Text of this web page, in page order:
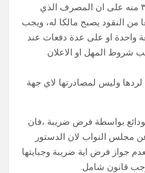
اللبناني حيث نصت المادة ٣٠٧ منه على ان المصرف الذي
من النقود يصبح مالكا له، ويجب
واحدة او على عدة دفعات عند
شروط المهل او الاعلان
وليس لمصادرتها لاي جهة
بواسطة فرض ضريبة ،فان
مجلس النواب لان الدستور
مادته ٨١ يقضي بعدم جواز فرض اية ضريبة وجبايتها
قانون شامل.